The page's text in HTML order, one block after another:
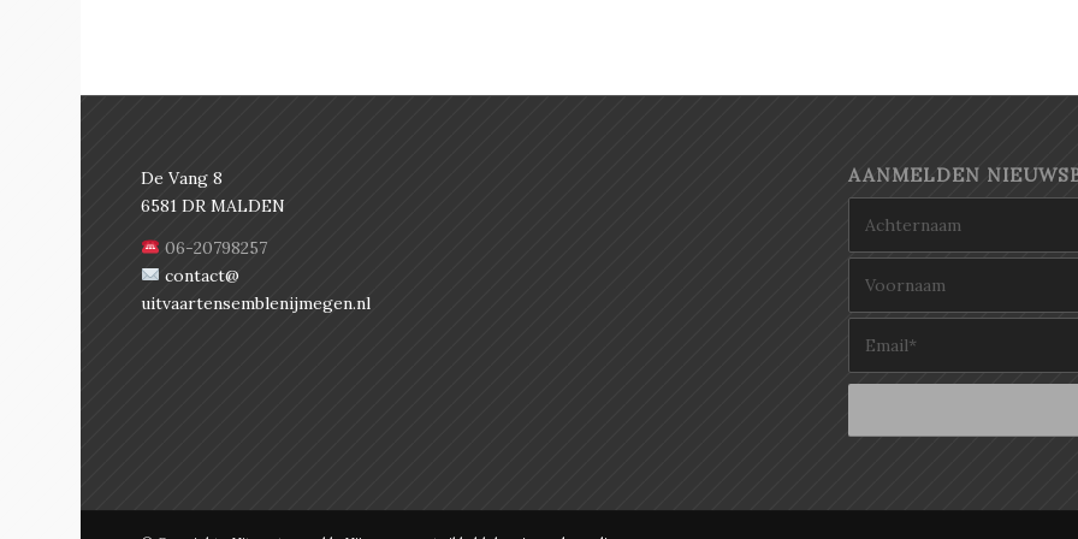
De Vang 8
6581 DR MALDEN
06-20798257
contact@
uitvaartensemblenijmegen.nl
AANMELDEN